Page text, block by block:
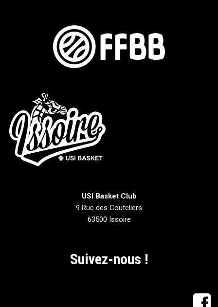
USI Basket Club
9 Rue des Couteliers
63500 Issoire
Suivez-nous !